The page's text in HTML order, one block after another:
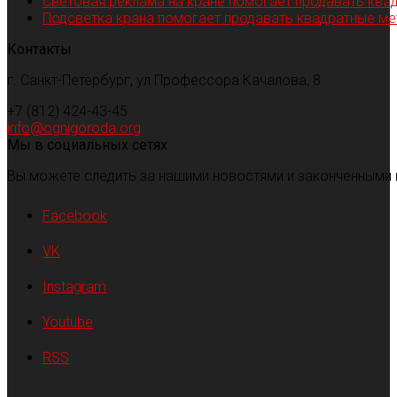
Подсветка крана помогает продавать квадратные
Контакты
г. Санкт-Петербург, ул Профессора Качалова, 8
+7 (812) 424-43-45
info@ognigoroda.org
Мы в социальных сетях
Вы можете следить за нашими новостями и
Facebook
VK
Instagram
Youtube
RSS